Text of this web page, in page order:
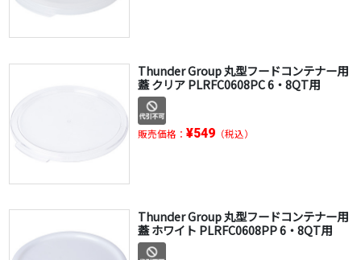
Thunder Group 丸型フードコンテナー用
蓋 クリア PLRFC0608PC 6・8QT用
販売価格： ¥549（税込）
Thunder Group 丸型フードコンテナー用
蓋 ホワイト PLRFC0608PP 6・8QT用